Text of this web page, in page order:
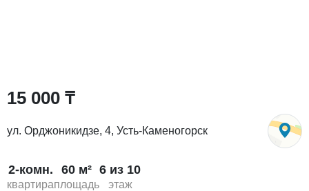
15 000 ₸
ул. Орджоникидзе, 4, Усть-Каменогорск
2-комн.
квартира
60 м²
площадь
6 из 10
этаж